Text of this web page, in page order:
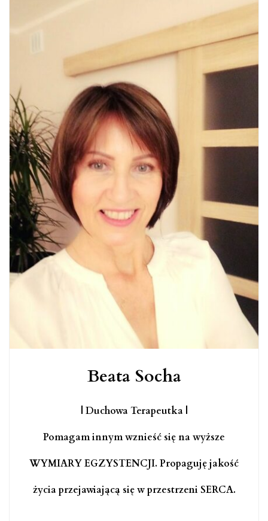
Beata Socha
| Duchowa Terapeutka |
Pomagam innym wznieść się na wyższe
WYMIARY EGZYSTENCJI. Propaguję jakość
życia przejawiającą się w przestrzeni SERCA.